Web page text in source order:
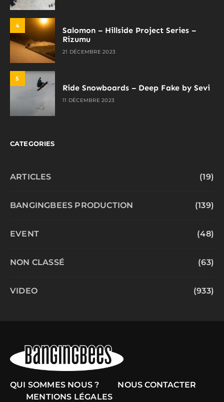
4
Salomon – Hillside Project Series –
Rizumu
21 DÉCEMBRE 2023
5
Ride Snowboards – Deep Fake by Sevi
11 DÉCEMBRE 2023
CATEGORIES
ARTICLES (19)
BANGINGBEES PRODUCTION (139)
EVENT (48)
NON CLASSÉ (63)
VIDEO (933)
QUI SOMMES NOUS ?
NOUS CONTACTER
MENTIONS LÉGALES